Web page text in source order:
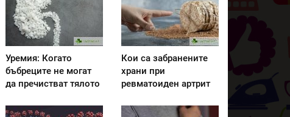
Уремия: Когато
бъбреците не могат
да пречистват тялото
Кои са забранените
храни при
ревматоиден артрит